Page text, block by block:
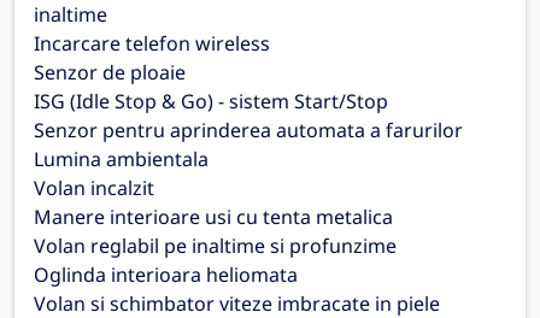
inaltime
Incarcare telefon wireless
Senzor de ploaie
ISG (Idle Stop & Go) - sistem Start/Stop
Senzor pentru aprinderea automata a farurilor
Lumina ambientala
Volan incalzit
Manere interioare usi cu tenta metalica
Volan reglabil pe inaltime si profunzime
Oglinda interioara heliomata
Volan si schimbator viteze imbracate in piele